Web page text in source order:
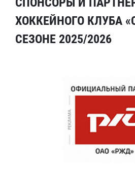
ХОККЕЙНОГО КЛУБА
СЕЗОНЕ 2025/2026